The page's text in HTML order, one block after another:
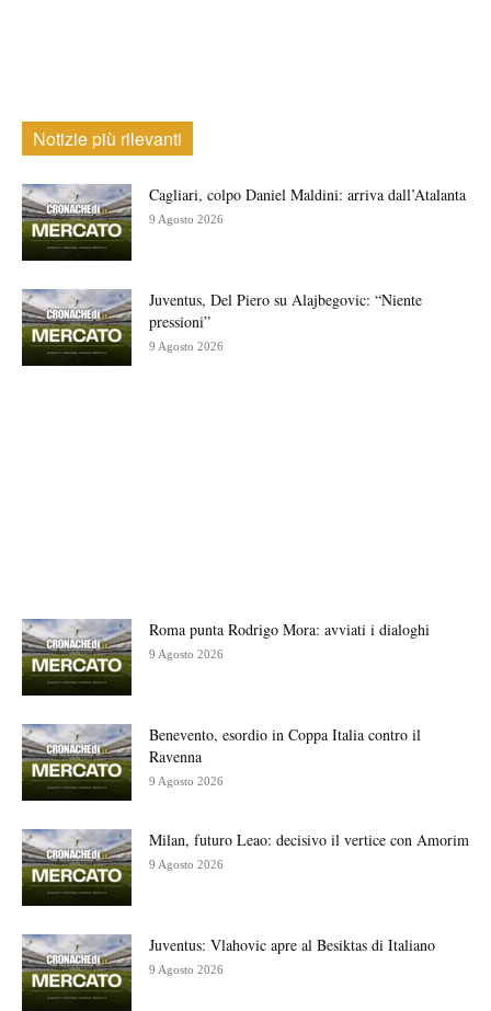
Notizie più rilevanti
Cagliari, colpo Daniel Maldini: arriva dall’Atalanta
9 Agosto 2026
Juventus, Del Piero su Alajbegovic: “Niente
pressioni”
9 Agosto 2026
Roma punta Rodrigo Mora: avviati i dialoghi
9 Agosto 2026
Benevento, esordio in Coppa Italia contro il
Ravenna
9 Agosto 2026
Milan, futuro Leao: decisivo il vertice con Amorim
9 Agosto 2026
Juventus: Vlahovic apre al Besiktas di Italiano
9 Agosto 2026